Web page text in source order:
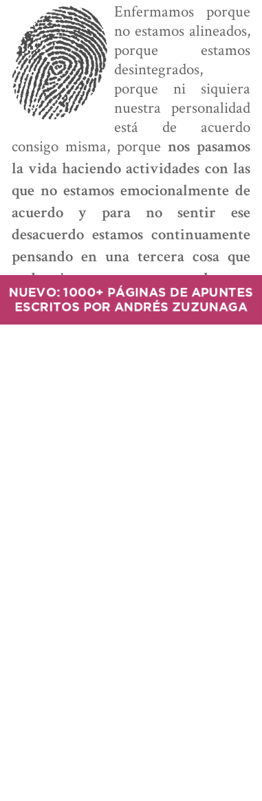
Enfermamos porque
no estamos alineados,
porque estamos
desintegrados,
porque ni siquiera
nuestra personalidad
está de acuerdo
consigo misma, porque nos pasamos
la vida haciendo actividades con las
que no estamos emocionalmente de
acuerdo y para no sentir ese
desacuerdo estamos continuamente
pensando en una tercera cosa que
nada tiene que ver con lo que
estamos haciendo y sintiendo en
cada momento.
NUEVO: 1000+ PÁGINAS DE APUNTES
ESCRITOS POR ANDRÉS ZUZUNAGA